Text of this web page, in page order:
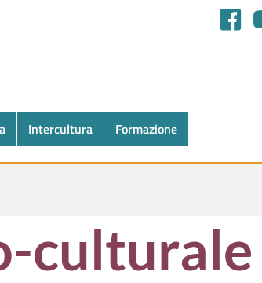
Intercultura Formazione
culturale